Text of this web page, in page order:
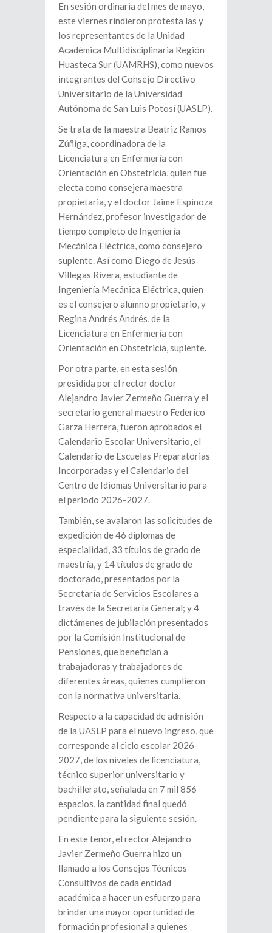
En sesión ordinaria del mes de mayo,
este viernes rindieron protesta las y
los representantes de la Unidad
Académica Multidisciplinaria Región
Huasteca Sur (UAMRHS), como nuevos
integrantes del Consejo Directivo
Universitario de la Universidad
Autónoma de San Luis Potosí (UASLP).
Se trata de la maestra Beatriz Ramos
Zúñiga, coordinadora de la
Licenciatura en Enfermería con
Orientación en Obstetricia, quien fue
electa como consejera maestra
propietaria, y el doctor Jaime Espinoza
Hernández, profesor investigador de
tiempo completo de Ingeniería
Mecánica Eléctrica, como consejero
suplente. Así como Diego de Jesús
Villegas Rivera, estudiante de
Ingeniería Mecánica Eléctrica, quien
es el consejero alumno propietario, y
Regina Andrés Andrés, de la
Licenciatura en Enfermería con
Orientación en Obstetricia, suplente.
Por otra parte, en esta sesión
presidida por el rector doctor
Alejandro Javier Zermeño Guerra y el
secretario general maestro Federico
Garza Herrera, fueron aprobados el
Calendario Escolar Universitario, el
Calendario de Escuelas Preparatorias
Incorporadas y el Calendario del
Centro de Idiomas Universitario para
el periodo 2026-2027.
También, se avalaron las solicitudes de
expedición de 46 diplomas de
especialidad, 33 títulos de grado de
maestría, y 14 títulos de grado de
doctorado, presentados por la
Secretaría de Servicios Escolares a
través de la Secretaría General; y 4
dictámenes de jubilación presentados
por la Comisión Institucional de
Pensiones, que benefician a
trabajadoras y trabajadores de
diferentes áreas, quienes cumplieron
con la normativa universitaria.
Respecto a la capacidad de admisión
de la UASLP para el nuevo ingreso, que
corresponde al ciclo escolar 2026-
2027, de los niveles de licenciatura,
técnico superior universitario y
bachillerato, señalada en 7 mil 856
espacios, la cantidad final quedó
pendiente para la siguiente sesión.
En este tenor, el rector Alejandro
Javier Zermeño Guerra hizo un
llamado a los Consejos Técnicos
Consultivos de cada entidad
académica a hacer un esfuerzo para
brindar una mayor oportunidad de
formación profesional a quienes